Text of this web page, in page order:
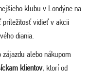
klubu v Londýne na
príležitosť vidieť v akcii
diania.
alebo nákupom
klientov, ktorí od